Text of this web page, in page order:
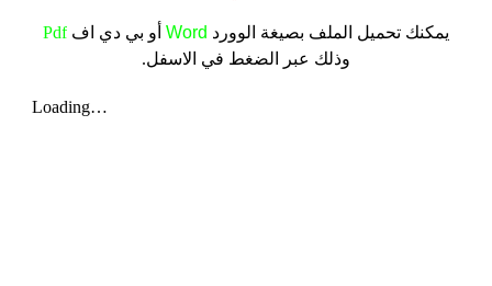
يمكنك تحميل الملف بصيغة الوورد Word أو بي دي اف Pdf
وذلك عبر الضغط في الاسفل.